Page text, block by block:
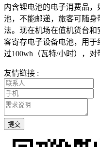
内含锂电池的电子消费品
池，不能邮递，旅客可随
法。现在机场在值机货台
客寄存电子设备电池，用
过100wh（瓦特/小时），对
友情链接 :
提交